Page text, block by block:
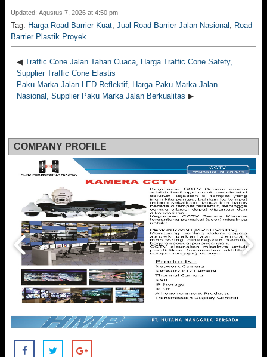
Updated: Agustus 7, 2026 at 4:50 pm
Tag: Harga Road Barrier Kuat, Jual Road Barrier Jalan Nasional , Road
Barrier Plastik Proyek
◀ Traffic Cone Jalan Tahan Cuaca, Harga Traffic Cone Safety,
Supplier Traffic Cone Elastis
Paku Marka Jalan LED Reflektif, Harga Paku Marka Jalan
Nasional, Supplier Paku Marka Jalan Berkualitas ▶
COMPANY PROFILE